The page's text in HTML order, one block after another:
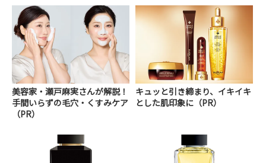
美容家・瀬戸麻実さんが解説！
手間いらずの毛穴・くすみケア
（PR）
キュッと引き締まり、イキイキ
とした肌印象に（PR）